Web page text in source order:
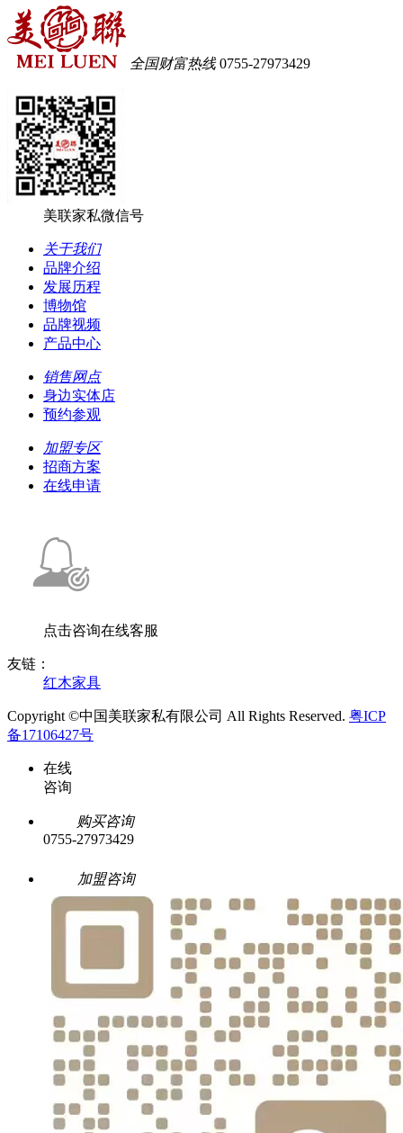
全国财富热线 0755-27973429
美联家私微信号
关于我们
品牌介绍
发展历程
博物馆
品牌视频
产品中心
销售网点
身边实体店
预约参观
加盟专区
招商方案
在线申请
点击咨询在线客服
友链：
红木家具
Copyright ©中国美联家私有限公司 All Rights Reserved. 粤ICP
备17106427号
在线
咨询
购买咨询
0755-27973429
加盟咨询